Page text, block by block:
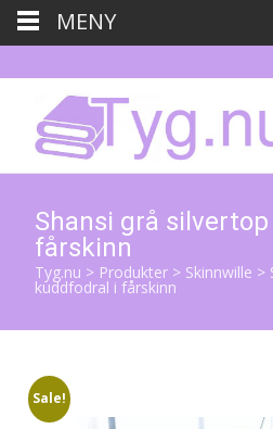
Shansi grå
fårskinn
Tyg.nu > Produkter > Skinnwille >
kuddfodral i fårskinn
Sale!
MENY